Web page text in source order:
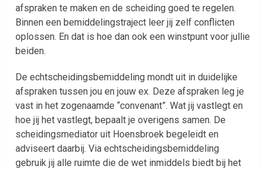
afspraken te maken en de scheiding goed te regelen.
Binnen een bemiddelingstraject leer jij zelf conflicten
oplossen. En dat is hoe dan ook een winstpunt voor jullie
beiden.
De echtscheidingsbemiddeling mondt uit in duidelijke
afspraken tussen jou en jouw ex. Deze afspraken leg je
vast in het zogenaamde “convenant”. Wat jij vastlegt en
hoe jij het vastlegt, bepaalt je overigens samen. De
scheidingsmediator uit Hoensbroek begeleidt en
adviseert daarbij. Via echtscheidingsbemiddeling
gebruik jij alle ruimte die de wet inmiddels biedt bij het